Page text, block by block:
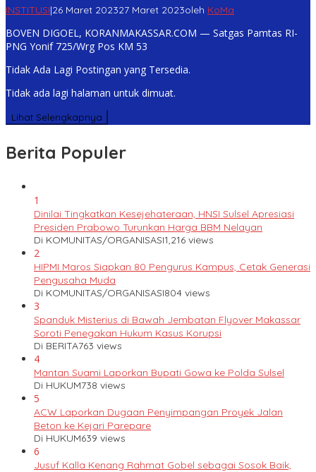
INSTITUSI|26 Maret 202327 Maret 2023oleh KoMa
BOVEN DIGOEL, KORANMAKASSAR.COM — Satgas Pamtas RI-
PNG Yonif 725/Wrg Pos KM 53
Tidak Ada Lagi Postingan yang Tersedia.
Tidak ada lagi halaman untuk dimuat.
Lihat Selengkapnya
Berita Populer
1
Dinilai Tingkatkan Kesejehateraan, HNSI Sulsel Apresiasi
Presiden Prabowo Turunkan Harga BBM Nelayan
Di KOMUNITAS/ORGANISASI1,216 views
2
HIPMI Maros Siapkan 80 Pengurus Kampus, Cetak Generasi
Pengusaha Muda
Di KOMUNITAS/ORGANISASI804 views
3
Spanduk Misterius di Bawah Jembatan Flyover Makassar
Soroti Penegakan Hukum Kasus Korupsi
Di BERITA763 views
4
Mantan Suami Laporkan Bupati Gowa ke Polda Sulsel
Di HUKUM738 views
5
ACW Laporkan Dugaan Penyimpangan Proyek Jalan
Beton ke Kejari Parepare
Di HUKUM639 views
6
Jusuf Kalla Kenang Rahmat Gobel sebagai Sosok Baik,